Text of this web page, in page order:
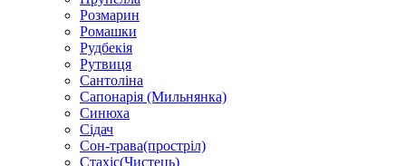
Розмарин
Ромашки
Рудбекія
Рутвиця
Сантоліна
Сапонарія (Мильнянка)
Синюха
Сідач
Сон-трава(простріл)
Стахіс(Чистець)